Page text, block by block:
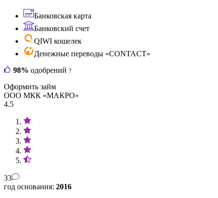
Банковская карта
Банковский счет
QIWI кошелек
Денежные переводы «CONTACT»
98% одобрений ?
Оформить займ
ООО МКК «МАКРО»
4.5
33
год основания: 2016